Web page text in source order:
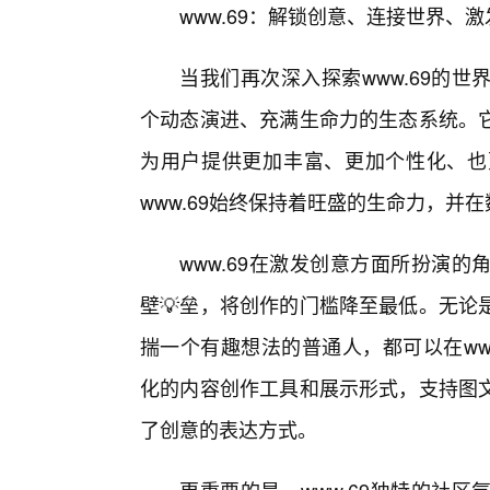
www.69：解锁创意、连接世界、
当我们再次深入探索www.69的世
个动态演进、充满生命力的生态系统
为用户提供更加丰富、更加个性化、
www.69始终保持着旺盛的生命力，并
www.69在激发创意方面所扮演的
壁💡垒，将创作的门槛降至最低。无
揣一个有趣想法的普通人，都可以在
化的内容创作工具和展示形式，支持
了创意的表达方式。